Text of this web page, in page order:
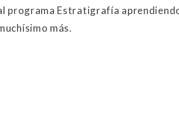
programa Estratigrafía
más.